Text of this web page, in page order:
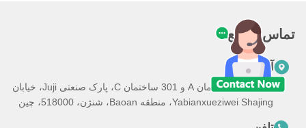
تماس سریع
آدرس
101، 201 ساختمان A و 301 ساختمان C، پارک صنعتی Juji، خیابان
Yabianxueziwei Shajing، منطقه Baoan، شنژن، 518000، چین